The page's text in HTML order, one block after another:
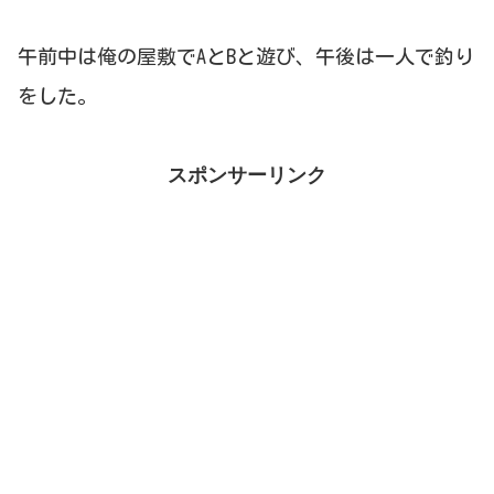
午前中は俺の屋敷でAとBと遊び、午後は一人で釣り
をした。
スポンサーリンク